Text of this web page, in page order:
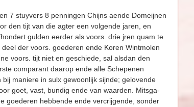
7 stuyvers 8 penningen Chijns aende Domeijnen
den tijt van die agter een volgende jaren, en
gulden eerder als voors. drie jren quam te
der voors. goederen ende Koren Wint­molen
voors. tijt niet en geschiede, sal alsdan den
comparant daarop ende alle Schepenen
maniere in sulx gewoonlijk sijnde; gelovende
goet, vast, bundig ende van waarden. Mitsga­
goederen hebbende ende vercrijgende, sonder